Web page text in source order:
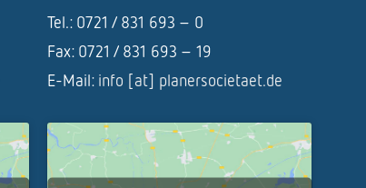
Tel.: 0721 / 831 693 – 0
Fax: 0721 / 831 693 – 19
E-Mail: info [at] planersocietaet.de